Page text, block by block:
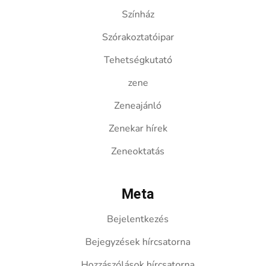
Színház
Szórakoztatóipar
Tehetségkutató
zene
Zeneajánló
Zenekar hírek
Zeneoktatás
Meta
Bejelentkezés
Bejegyzések hírcsatorna